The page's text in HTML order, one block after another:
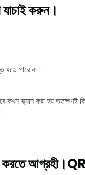
করুন।
পারে না।
কখন স্ক্যান করা হয়
করতে আগ্রহী।